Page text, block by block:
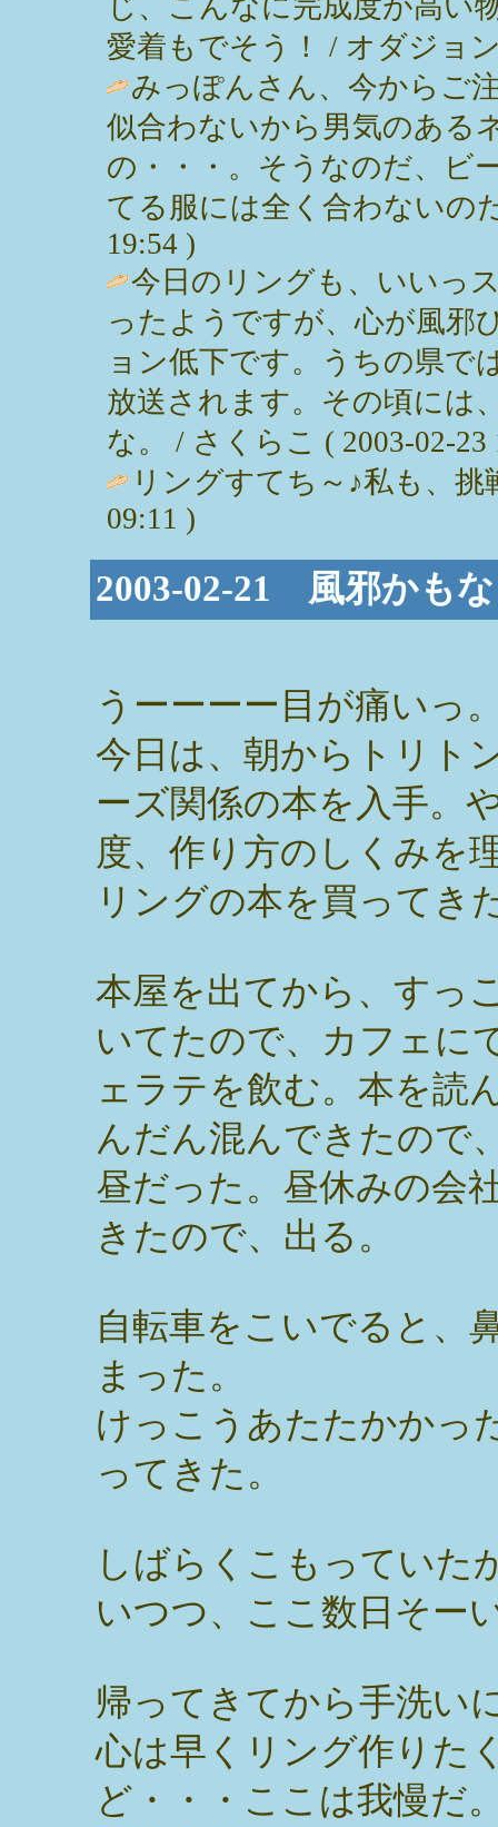
愛着もでそう！ / オダジョ
みっぽんさん、今からご
似合わないから男気のある
の・・・。そうなのだ、ビ
てる服には全く合わないの
19:54 )
今日のリングも、いいっ
ったようですが、心が風邪
ョン低下です。うちの県で
放送されます。その頃には
な。 / さくらこ ( 2003-02-23
リングすてち～♪私も、挑
09:11 )
2003-02-21 風邪かも
うーーーー目が痛いっ
今日は、朝からトリト
ーズ関係の本を入手。
度、作り方のしくみを
リングの本を買ってき
本屋を出てから、すっ
いてたので、カフェに
ェラテを飲む。本を読
んだん混んできたので
昼だった。昼休みの会
きたので、出る。
自転車をこいでると、
まった。
けっこうあたたかかっ
ってきた。
しばらくこもっていた
いつつ、ここ数日そー
帰ってきてから手洗い
心は早くリング作りた
ど・・・ここは我慢だ